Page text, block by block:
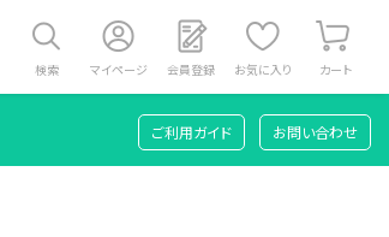
検索 マイページ 会員登録 お気に入り カート
ご利用ガイド お問い合わせ